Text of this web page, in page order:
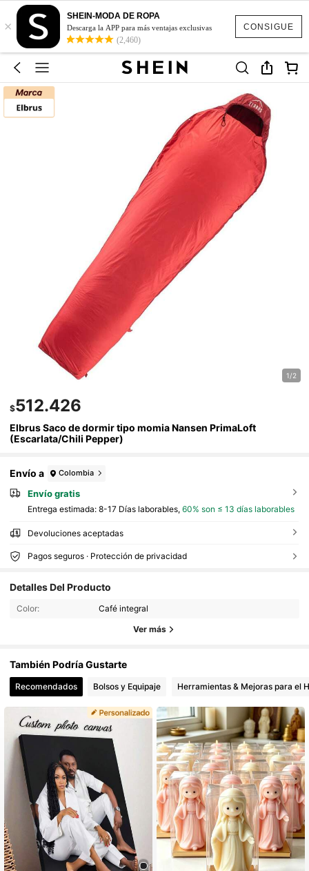
CONSIGUE
×
SHEIN-MODA DE ROPA
Descarga la APP para más ventajas exclusivas
(2,460)
1/2
$512.426
Elbrus Saco de dormir tipo momia Nansen PrimaLoft
(Escarlata/Chili Pepper)
Envío a Colombia
Envío gratis
Entrega estimada: 8-17 Días laborables, 60% son ≤ 13 días laborables
Devoluciones aceptadas
Pagos seguros · Protección de privacidad
Detalles Del Producto
Color: Café integral
Ver más
También Podría Gustarte
Recomendados Bolsos y Equipaje Herramientas & Mejoras para el